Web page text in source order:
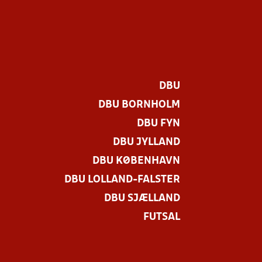
DBU
DBU BORNHOLM
DBU FYN
DBU JYLLAND
DBU KØBENHAVN
DBU LOLLAND-FALSTER
DBU SJÆLLAND
FUTSAL